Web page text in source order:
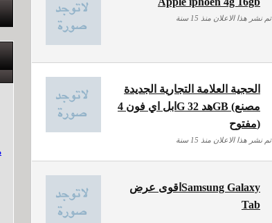
تم نشر هذا الاعلان منذ 15 سنة
الحجية العلامة التجارية الجديدة
ابل اي فون 4G هد 32GB (مصنع
مفتوح)
تم نشر هذا الاعلان منذ 15 سنة
اقوى عرضSamsung Galaxy
Tab